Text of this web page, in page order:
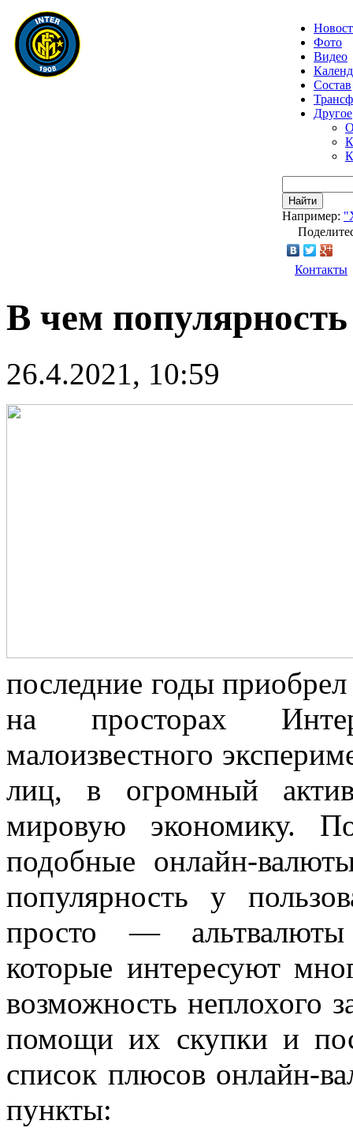
Фото
Видео
Состав
Другое
Найти
Например:
Контакты
В чем
26.4.2021, 10:59
последние годы
на просторах
малоизвестного
лиц, в огромный
мировую экономику.
подобные онлайн-
популярность у
просто — альтвалюты
которые интересуют
возможность неплохого
помощи их скупки и
список плюсов онлайн-
пункты: